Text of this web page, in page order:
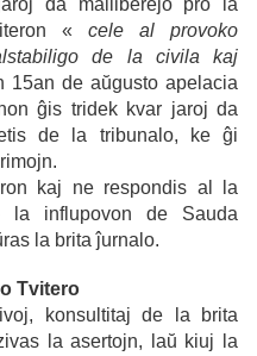
da malliberejo pro la
« cele al provoko
de la civila kaj
15an de aŭgusto apelacia
ĝis tridek kvar jaroj da
de la tribunalo, ke ĝi
krimojn.
kaj ne respondis al la
la influpovon de Sauda
la brita ĵurnalo.
Tvitero
konsultitaj de la brita
la asertojn, laŭ kiuj la